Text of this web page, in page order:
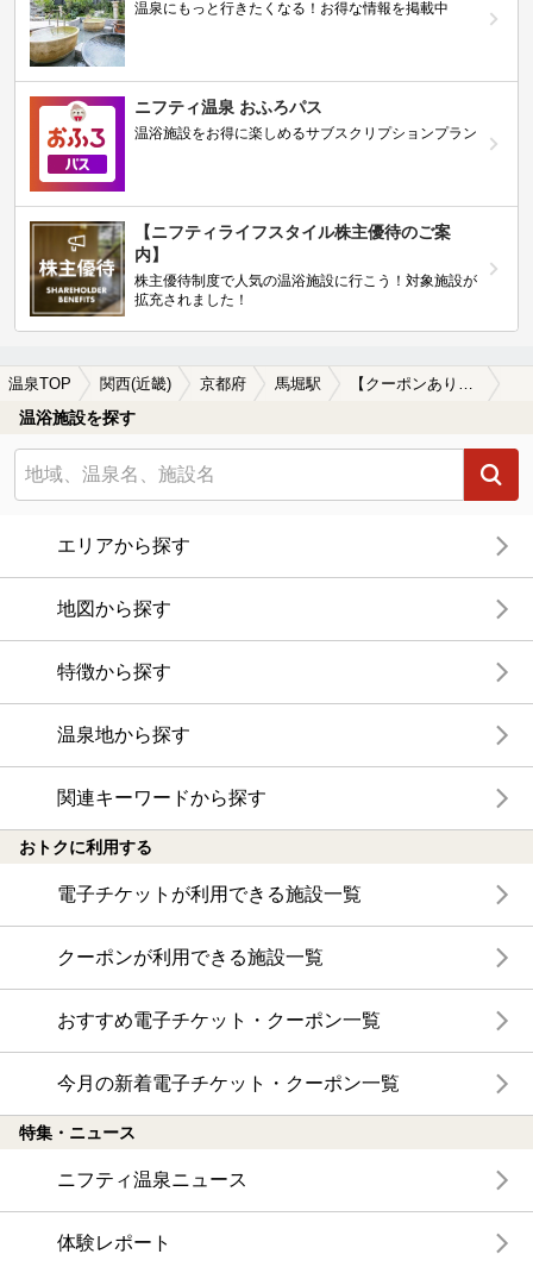
温泉にもっと行きたくなる！お得な情報を掲載中
ニフティ温泉 おふろパス
温浴施設をお得に楽しめるサブスクリプションプラン
【ニフティライフスタイル株主優待のご案
内】
株主優待制度で人気の温浴施設に行こう！対象施設が
拡充されました！
温泉TOP 関西(近畿) 京都府 馬堀駅 【クーポンあり】食事が楽しめる馬堀駅近くの温泉、日帰り温泉、スーパー銭湯おすすめ
温浴施設を探す
エリアから探す
地図から探す
特徴から探す
温泉地から探す
関連キーワードから探す
おトクに利用する
電子チケットが利用できる施設一覧
クーポンが利用できる施設一覧
おすすめ電子チケット・クーポン一覧
今月の新着電子チケット・クーポン一覧
特集・ニュース
ニフティ温泉ニュース
体験レポート